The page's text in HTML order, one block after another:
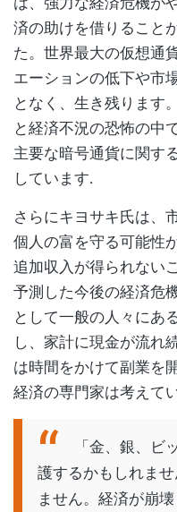
済の助けを借りること
た。世界最大の仮想通
エーションの低下や市
となく、生き残ります
と経済不況の恐怖の中
主要な暗号通貨に関す
しています.
さらにキヨサキ氏は、
個人の富を守る可能性
追加収入が得られない
予測した今後の経済危
として一般の人々にあ
し、家計に現金が流れ
は時間をかけて副業を
経済の専門家は考えて
「金、銀、ビ
護するかもしれま
ません。経済が崩